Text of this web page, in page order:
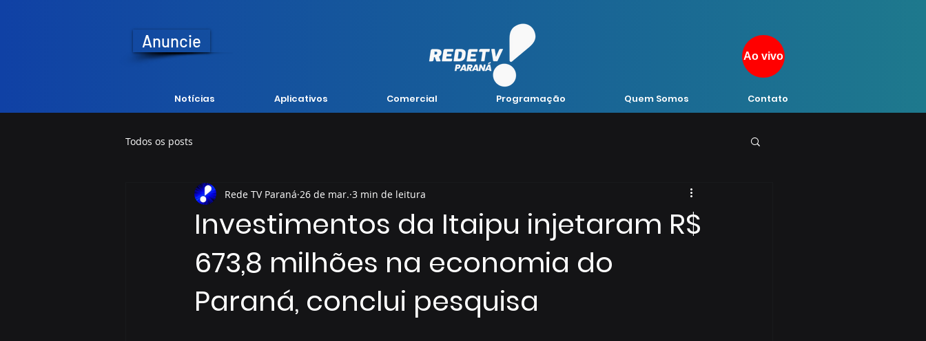
Anuncie
Notícias Aplicativos Comercial Programação Quem Somos Contato
Ao vivo
Todos os posts
Investimentos da Itaipu injetaram R$
673,8 milhões na economia do
Paraná, conclui pesquisa
Rede TV Paraná 26 de mar. 3 min de leitura